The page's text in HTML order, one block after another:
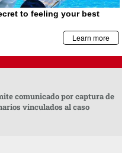
comunicado por captura de
vinculados al caso